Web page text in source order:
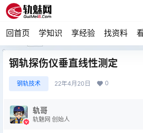
回首页 学知识 享经验 找资料
钢轨探伤仪垂直线性测定
钢轨技术 22年4月20日 0
轨哥
轨魅网 创始人